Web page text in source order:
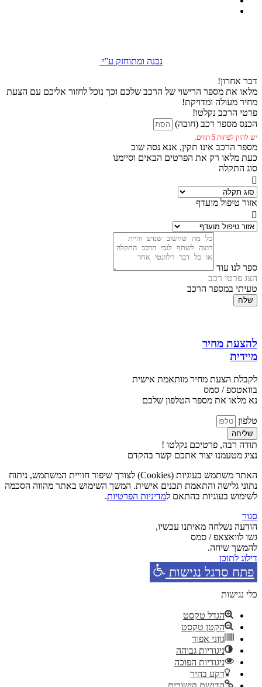
נבנה ומתוחזק ע”י
דבר אחרון!
מלאו את מספר הרישוי של הרכב שלכם וכך נוכל לחזור אליכם עם הצעת
מחיר מעולה ומדויקת!
פרטי הרכב נקלטו!
הכנס מספר רכב (חובה)
יש להזין לפחות 5 תווים.
מספר הרכב אינו תקין, אנא נסה שוב
כעת מלאו רק את הפרטים הבאים וסיימנו
סוג התקלה
אזור טיפול מועדף
ספר לנו עוד
הצג פרטי רכב
טעיתי במספר הרכב
שלח
להצעת מחיר
מיידית
לקבלת הצעת מחיר מותאמת אישית
בוואטספ / סמס
נא מלאו את מספר הטלפון שלכם
טלפון
שליחה
תודה רבה, פרטיכם נקלטו !
נציג מטעמנו יצור אתכם קשר בהקדם
האתר משתמש בעוגיות (Cookies) לצורך שיפור חוויית המשתמש, ניתוח
נתוני גלישה והתאמת תכנים אישית. המשך השימוש באתר מהווה הסכמה
לשימוש בעוגיות בהתאם למדיניות הפרטיות.
סגור
הודעה נשלחה מאיתנו עכשיו,
גשו לוואצאפ / סמס
להמשך שיחה.
דילוג לתוכן
פתח סרגל נגישות
כלי נגישות
הגדל טקסט
הקטן טקסט
גווני אפור
ניגודיות גבוהה
ניגודיות הפוכה
רקע בהיר